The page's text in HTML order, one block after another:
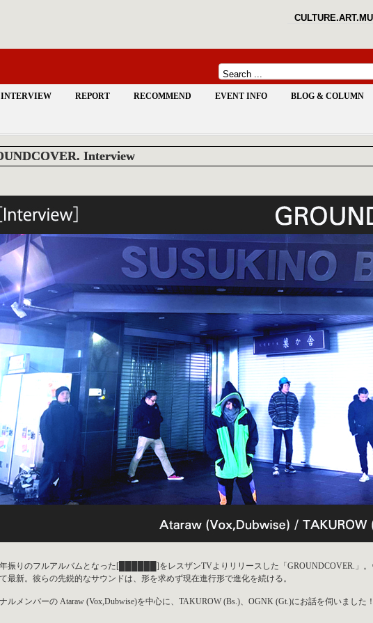
INTERVIEW REPORT RECOMMEND EVENT INFO BLOG & COLUMN
Interview
振りのフルアルバムとなった[██████]をレスザンTVよりリリースした「GROUNDCOVER.」
最新。彼らの先鋭的なサウンドは、形を求めず現在進行形で進化を続ける。
ルメンバーの Ataraw (Vox,Dubwise)を中心に、TAKUROW (Bs.)、OGNK (Gt.)にお話を伺いました！